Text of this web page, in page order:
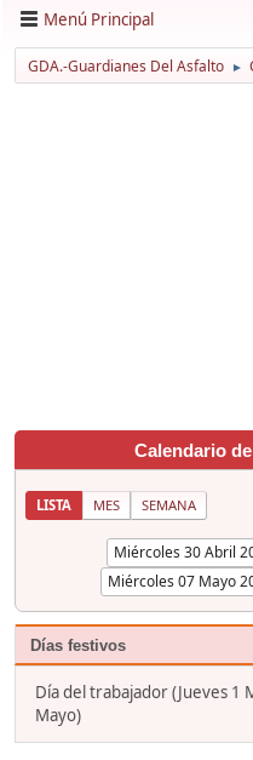
Menú Principal
GDA.-Guardianes Del Asfalto ►
Calendario
LISTA MES SEMANA
Días festivos
Día del trabajador (Jueves 1
Mayo)